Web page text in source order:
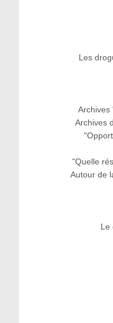
Les
Archives
Archives
"Quelle
Autour de
Le